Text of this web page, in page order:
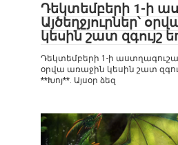
Դեկտեմբերի 1-ի
Այծեղջյուրներ՝
կեսին շատ զգույշ
Դեկտեմբերի 1-ի
օրվա առաջին կեսին շատ
**Խոյ**. Այսօր ձեզ